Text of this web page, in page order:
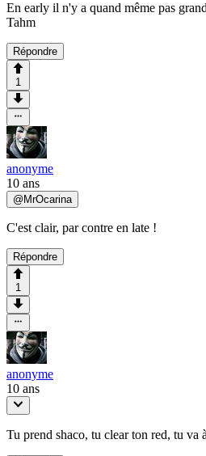
En early il n'y a quand même pas
Tahm
Répondre
1
anonyme
10 ans
@ MrOcarina
C'est clair, par contre en late !
Répondre
1
anonyme
10 ans
Tu prend shaco, tu clear ton red, tu va